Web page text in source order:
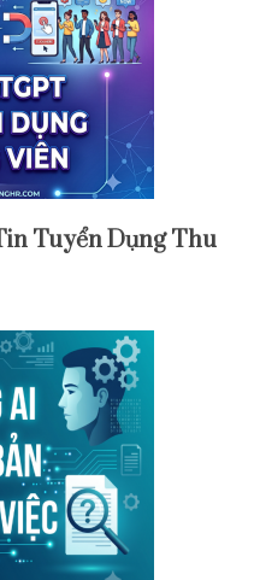
Tuyển Dụng Thu